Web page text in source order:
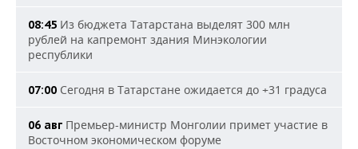
08:45 Из бюджета Татарстана выделят 300 млн
рублей на капремонт здания Минэкологии
республики
07:00 Сегодня в Татарстане ожидается до +31 градуса
06 авг Премьер-министр Монголии примет участие в
Восточном экономическом форуме